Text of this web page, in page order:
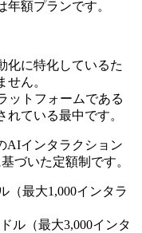
年額プランです。
化に特化しているた
ん。
ットフォームである
ている最中です。
AIインタラクション
づいた定額制です。
（最大1,000インタラ
ル（最大3,000インタ